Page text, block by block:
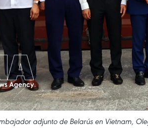
adjunto de Belarús en Vietnam,